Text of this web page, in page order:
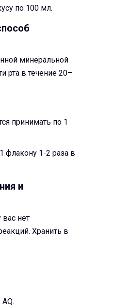
по 100 мл.
минеральной
рта в течение 20–
принимать по 1
флакону 1-2 раза в
и
нет
Хранить в